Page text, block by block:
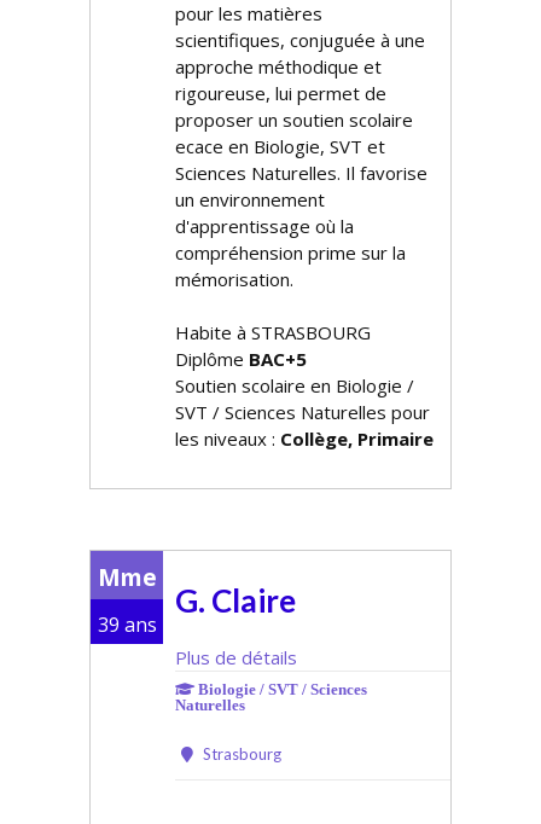
pour les matières
scientifiques, conjuguée à une
approche méthodique et
rigoureuse, lui permet de
proposer un soutien scolaire
efficace en Biologie, SVT et
Sciences Naturelles. Il favorise
un environnement
d'apprentissage où la
compréhension prime sur la
mémorisation.
Habite à STRASBOURG
Diplôme BAC+5
Soutien scolaire en Biologie /
SVT / Sciences Naturelles pour
les niveaux : Collège, Primaire
Mme
39 ans
G. Claire
Plus de détails
Biologie / SVT / Sciences
Naturelles
Strasbourg